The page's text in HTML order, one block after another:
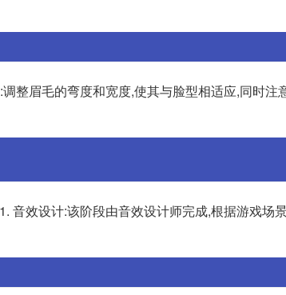
整眉毛的弯度和宽度,使其与脸型相适应,同时注
音效设计:该阶段由音效设计师完成,根据游戏场